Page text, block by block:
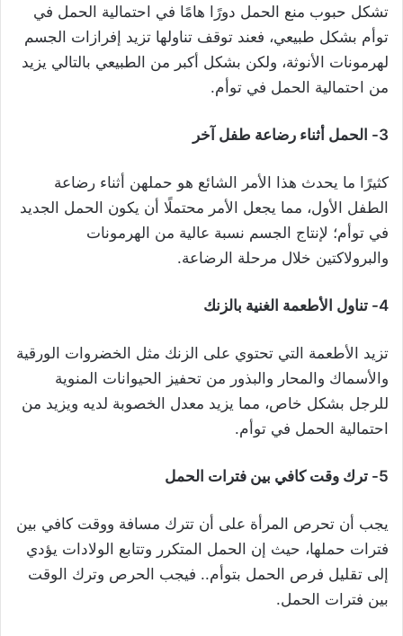
تشكل حبوب منع الحمل دورًا هامًا في احتمالية الحمل في
توأم بشكل طبيعي، فعند توقف تناولها تزيد إفرازات الجسم
لهرمونات الأنوثة، ولكن بشكل أكبر من الطبيعي بالتالي يزيد
من احتمالية الحمل في توأم.
3- الحمل أثناء رضاعة طفل آخر
كثيرًا ما يحدث هذا الأمر الشائع هو حملهن أثناء رضاعة
الطفل الأول، مما يجعل الأمر محتملًا أن يكون الحمل الجديد
في توأم؛ لإنتاج الجسم نسبة عالية من الهرمونات
والبرولاكتين خلال مرحلة الرضاعة.
4- تناول الأطعمة الغنية بالزنك
تزيد الأطعمة التي تحتوي على الزنك مثل الخضروات الورقية
والأسماك والمحار والبذور من تحفيز الحيوانات المنوية
للرجل بشكل خاص، مما يزيد معدل الخصوبة لديه ويزيد من
احتمالية الحمل في توأم.
5- ترك وقت كافي بين فترات الحمل
يجب أن تحرص المرأة على أن تترك مسافة ووقت كافي بين
فترات حملها، حيث إن الحمل المتكرر وتتابع الولادات يؤدي
إلى تقليل فرص الحمل بتوأم.. فيجب الحرص وترك الوقت
بين فترات الحمل.